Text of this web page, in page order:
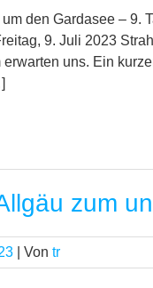
den Gardasee – 9.
9. Juli 2023
uns. Ein
zum
| Von tr